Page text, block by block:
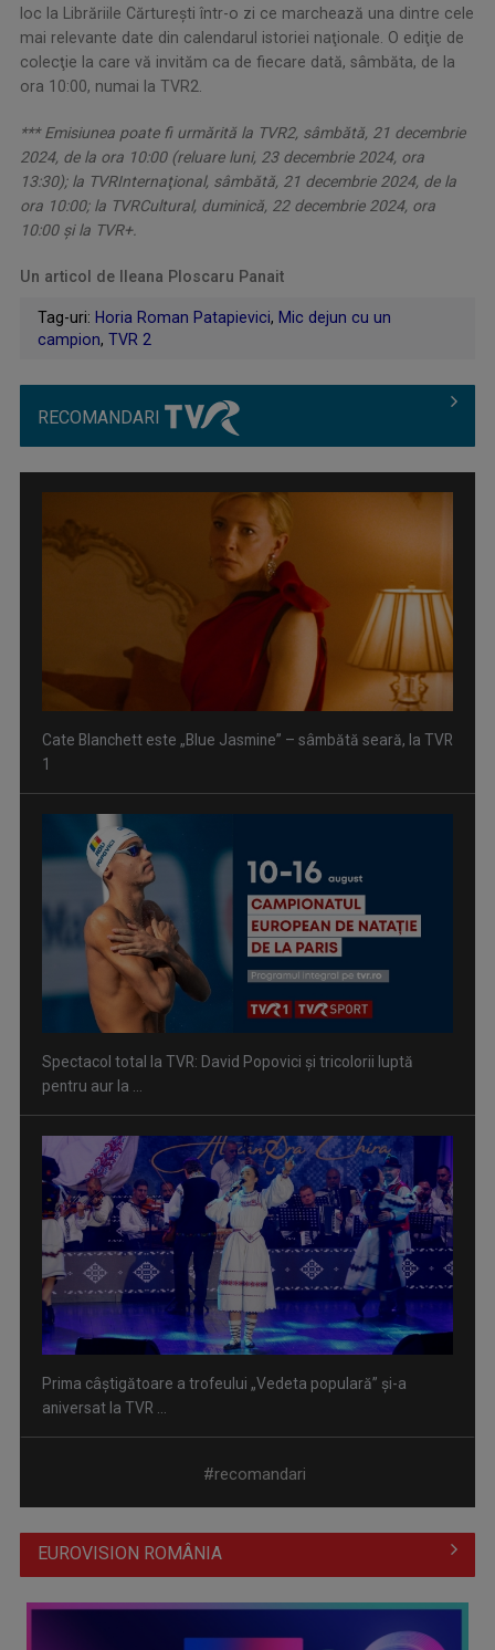
loc la Librăriile Cărtureşti într-o zi ce marchează una dintre cele
mai relevante date din calendarul istoriei naţionale. O ediţie de
colecţie la care vă invităm ca de fiecare dată, sâmbăta, de la
ora 10:00, numai la TVR2.
*** Emisiunea poate fi urmărită la TVR2, sâmbătă, 21 decembrie
2024, de la ora 10:00 (reluare luni, 23 decembrie 2024, ora
13:30); la TVRInternaţional, sâmbătă, 21 decembrie 2024, de la
ora 10:00; la TVRCultural, duminică, 22 decembrie 2024, ora
10:00 şi la TVR+.
Un articol de Ileana Ploscaru Panait
Tag-uri: Horia Roman Patapievici, Mic dejun cu un
campion, TVR 2
RECOMANDARI
Cate Blanchett este „Blue Jasmine” – sâmbătă seară, la TVR
1
Spectacol total la TVR: David Popovici și tricolorii luptă
pentru aur la ...
Prima câştigătoare a trofeului „Vedeta populară” şi-a
aniversat la TVR ...
#recomandari
EUROVISION ROMÂNIA